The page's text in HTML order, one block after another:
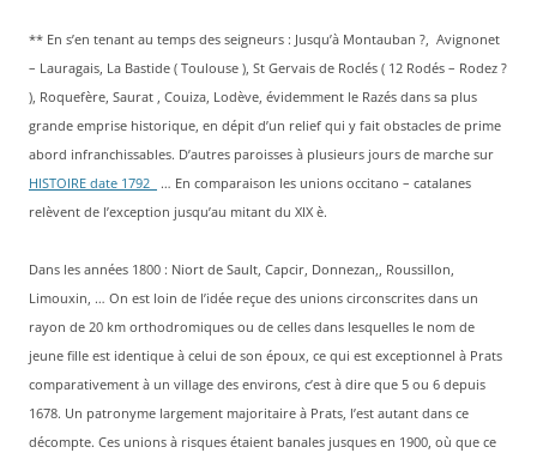
** En s’en tenant au temps des seigneurs : Jusqu’à Montauban ?, Avignonet
– Lauragais, La Bastide ( Toulouse ), St Gervais de Roclés ( 12 Rodés – Rodez ?
), Roquefère, Saurat , Couiza, Lodève, évidemment le Razés dans sa plus
grande emprise historique, en dépit d’un relief qui y fait obstacles de prime
abord infranchissables. D’autres paroisses à plusieurs jours de marche sur
HISTOIRE date 1792
… En comparaison les unions occitano – catalanes
relèvent de l’exception jusqu’au mitant du XIX è.
Dans les années 1800 : Niort de Sault, Capcir, Donnezan,, Roussillon,
Limouxin, … On est loin de l’idée reçue des unions circonscrites dans un
rayon de 20 km orthodromiques ou de celles dans lesquelles le nom de
jeune fille est identique à celui de son époux, ce qui est exceptionnel à Prats
comparativement à un village des environs, c’est à dire que 5 ou 6 depuis
1678. Un patronyme largement majoritaire à Prats, l’est autant dans ce
décompte. Ces unions à risques étaient banales jusques en 1900, où que ce